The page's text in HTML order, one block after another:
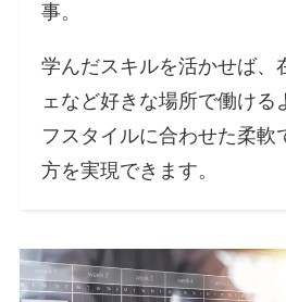
事。
学んだスキルを活かせば、
ェなど好きな場所で働ける
フスタイルに合わせた柔軟
方を実現できます。